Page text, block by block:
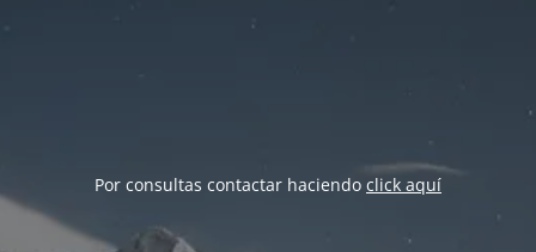
Por consultas contactar haciendo click aquí